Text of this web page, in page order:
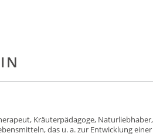
Kräuterpädagoge,
das u. a. zur Entwicklung